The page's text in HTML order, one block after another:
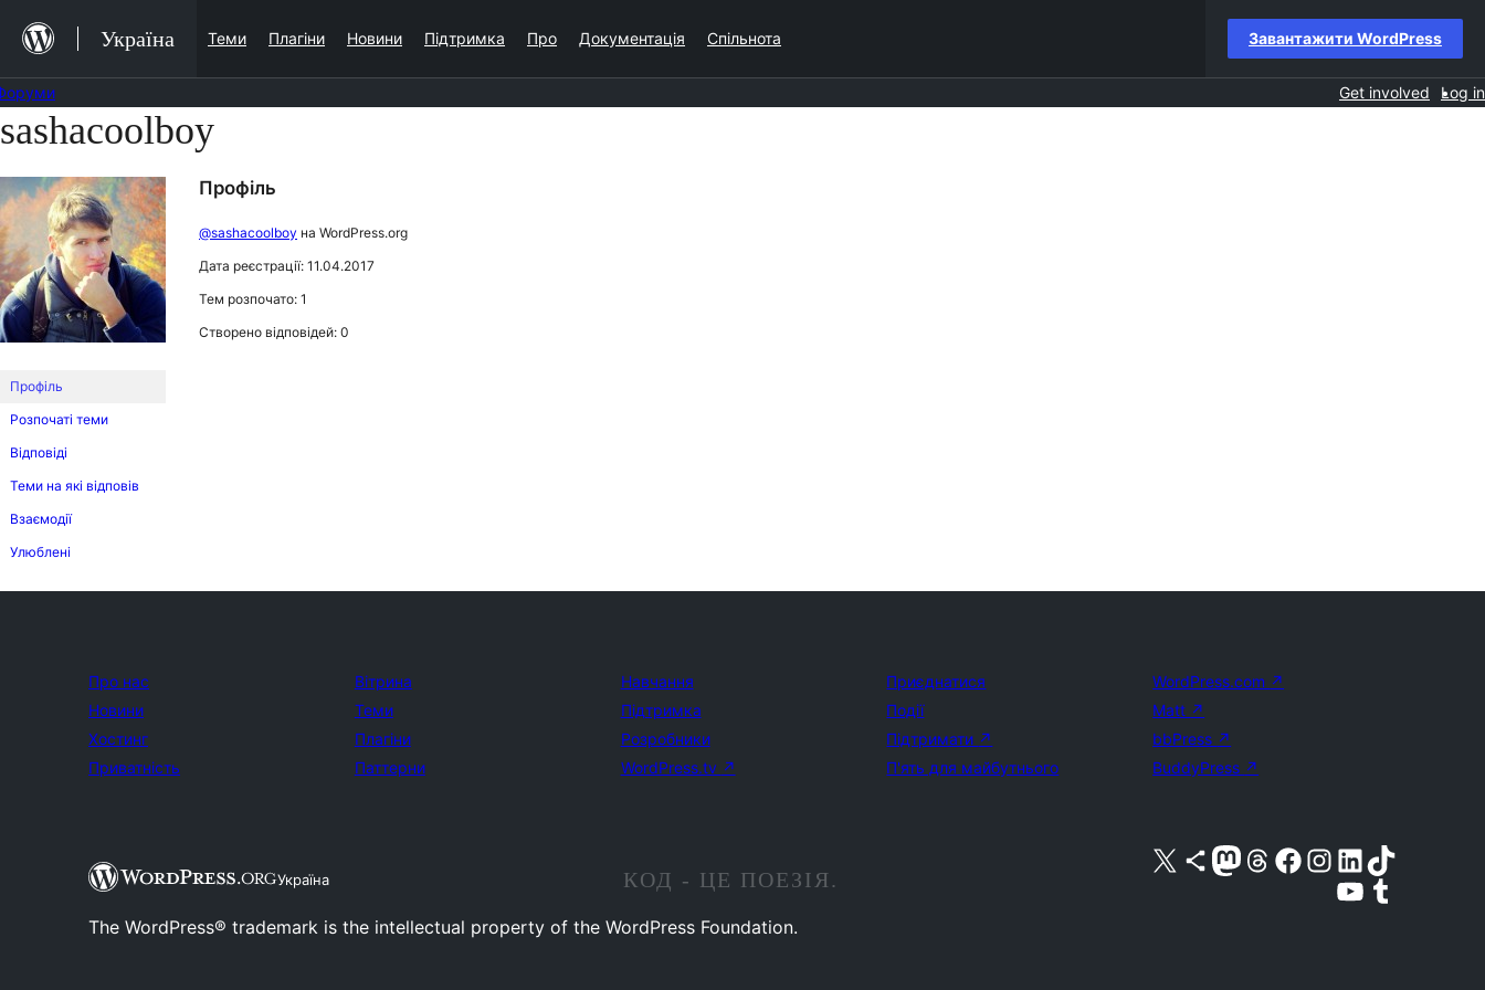
вмісту
Україна Теми Плагіни Новини Підтримка Про Документація Спільнота Завантажити WordPress
Get involved Log in
Перейти
вмісту
sashacoolboy
Профіль
Розпочаті теми
Відповіді
Теми на які відповів
Взаємодії
Улюблені
Профіль
@sashacoolboy на WordPress.org
Дата реєстрації: 11.04.2017
Тем розпочато: 1
Створено відповідей: 0
Про нас
Новини
Хостинг
Приватність
Вітрина
Теми
Плагіни
Паттерни
Навчання
Підтримка
Розробники
WordPress.tv ↗
Приєднатися
Події
Підтримати ↗
П'ять для майбутнього
WordPress.com ↗
Matt ↗
bbPress ↗
BuddyPress ↗
Україна
Visit our X (formerly Twitter) account
Visit our Bluesky account
Завітайте до нашої стрічки в Mastodon
Visit our Threads account
Завітайте на нашу сторінку в Facebook
Visit our Instagram account
Visit our LinkedIn account
Visit our TikTok account
Visit our YouTube channel
Visit our Tumblr account
КОД - ЦЕ ПОЕЗІЯ.
The WordPress® trademark is the intellectual property of the WordPress Foundation.